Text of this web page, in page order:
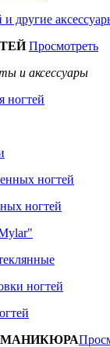
другие
Просмотреть
и аксессуары
ногтей
ногтей
ногтей
ногтей
МАНИКЮРА